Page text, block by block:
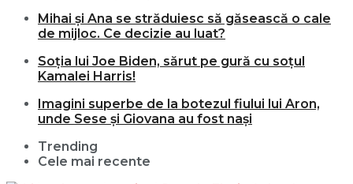
Mihai și Ana se străduiesc să găsească o cale
de mijloc. Ce decizie au luat?
Soția lui Joe Biden, sărut pe gură cu soțul
Kamalei Harris!
Imagini superbe de la botezul fiului lui Aron,
unde Sese și Giovana au fost nași
Trending
Cele mai recente